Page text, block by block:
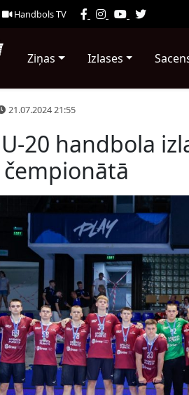
Handbols TV
Ziņas Izlases
21.07.2024 21:55
20 handbola